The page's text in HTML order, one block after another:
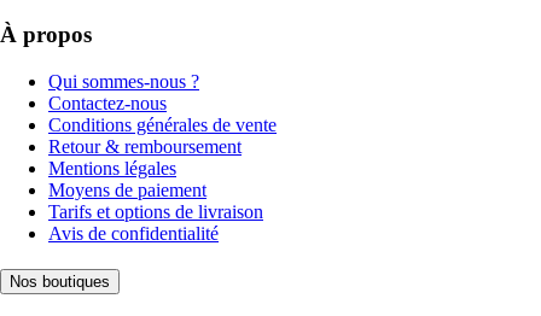
À propos
Qui sommes-nous ?
Contactez-nous
Conditions générales de vente
Retour & remboursement
Mentions légales
Moyens de paiement
Tarifs et options de livraison
Avis de confidentialité
Nos boutiques